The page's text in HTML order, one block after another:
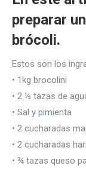
preparar
brócoli.
Estos son los
• 1kg brocolini
• 2 ½ tazas de
• Sal y pimienta
• 2 cucharadas
• 2 cucharadas
• ¾ tazas queso